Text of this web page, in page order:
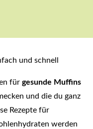
für gesunde Muffins
und die du ganz
Rezepte für
werden